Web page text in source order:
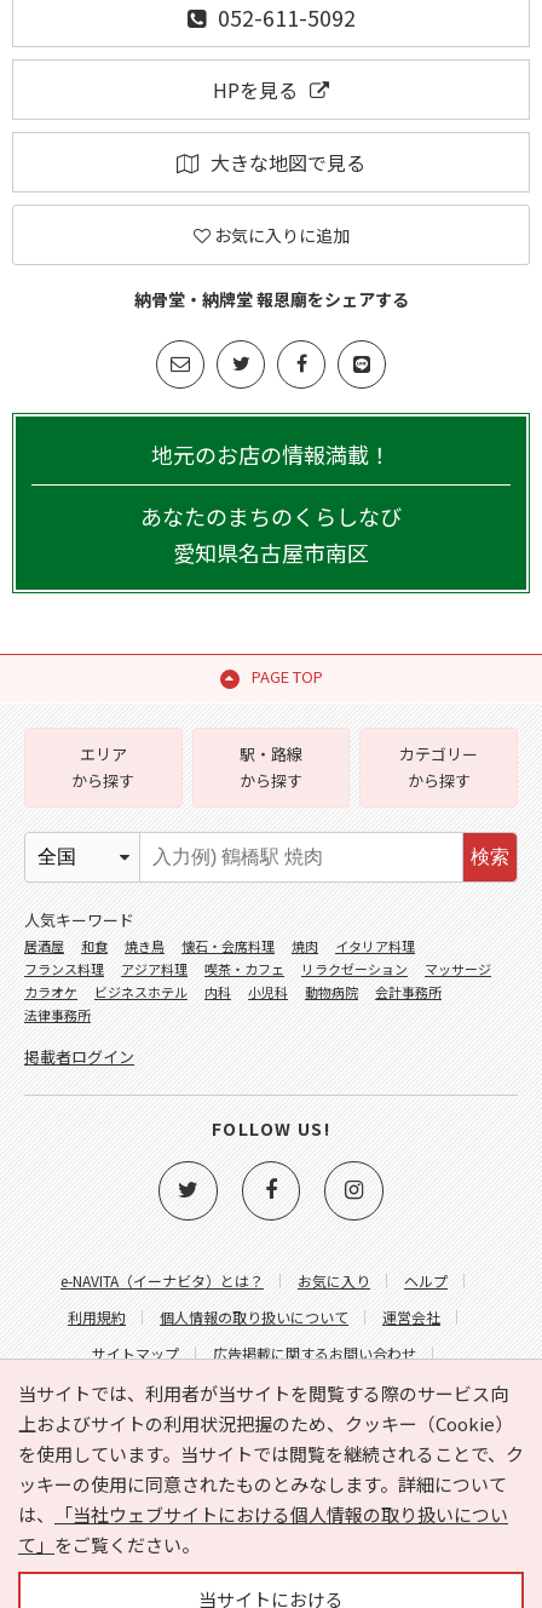
052-611-5092
HPを見る
大きな地図で見る
お気に入りに追加
納骨堂・納牌堂 報恩廟をシェアする
地元のお店の情報満載！
あなたのまちのくらしなび
愛知県名古屋市南区
PAGE TOP
当サイトでは、利用者が当サイトを閲覧する際のサービス向
上およびサイトの利用状況把握のため、クッキー（Cookie）
を使用しています。当サイトでは閲覧を継続されることで、ク
ッキーの使用に同意されたものとみなします。詳細について
は、
「当社ウェブサイトにおける個人情報の取り扱いについ
て」 をご覧ください。
当サイトにおける
e-NAVITA（イーナビタ）とは？ お気に入り
ヘルプ
利用規約
個人情報の取り扱いについて
運営会社
サイトマップ
広告掲載に関するお問い合わせ
サイトの内容に関するお問い合わせ
エリア
から探す
駅・路線
から探す
カテゴリー
から探す
検索
人気キーワード
居酒屋 和食 焼き鳥 懐石・会席料理 焼肉
イタリア料理
フランス料理
アジア料理 喫茶・カフェ リラクゼーション
マッサージ
カラオケ
ビジネスホテル 内科 小児科 動物病院
会計事務所
法律事務所
掲載者ログイン
FOLLOW US!
Copyright © HYOJITO.Co.,Ltd. All Rights Reserved.